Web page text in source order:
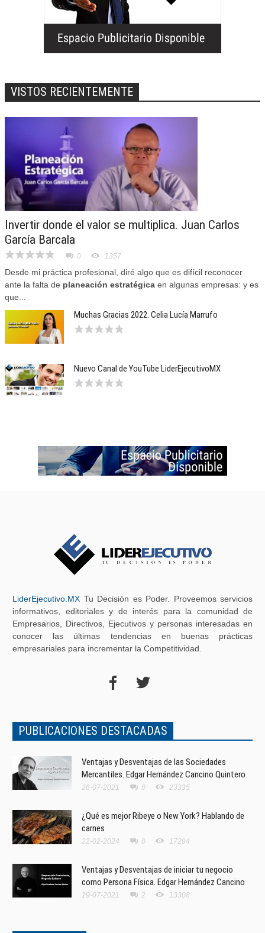
VISTOS RECIENTEMENTE
Invertir donde el valor se multiplica. Juan Carlos
García Barcala
0 1357
Desde mi práctica profesional, diré algo que es difícil reconocer
ante la falta de planeación estratégica en algunas empresas: y es
que...
Muchas Gracias 2022. Celia Lucía Marrufo
Nuevo Canal de YouTube LiderEjecutivoMX
LiderEjecutivo.MX Tu Decisión es Poder. Proveemos servicios
informativos, editoriales y de interés para la comunidad de
Empresarios, Directivos, Ejecutivos y personas interesadas en
conocer las últimas tendencias en buenas prácticas
empresariales para incrementar la Competitividad.
PUBLICACIONES DESTACADAS
Ventajas y Desventajas de las Sociedades
Mercantiles. Edgar Hernández Cancino Quintero
26-07-2021 0 23335
¿Qué es mejor Ribeye o New York? Hablando de
carnes
22-02-2024 0 17294
Ventajas y Desventajas de iniciar tu negocio
como Persona Física. Edgar Hernández Cancino
19-07-2021 2 13308